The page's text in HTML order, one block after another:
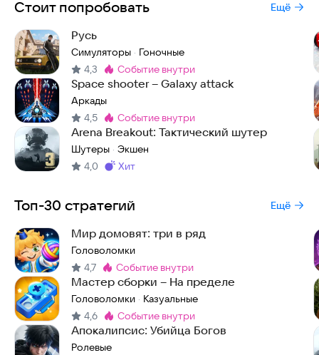
Стоит попробовать Ещё
Русь
Симуляторы · Гоночные
4,3
Метка:
событие внутри
Space shooter – Galaxy attack
Аркады
4,5 Метка:
событие внутри
Arena Breakout: Тактический шутер
Шутеры · Экшен
4,0 Метка
хит
Топ-30 стратегий Ещё
Мир домовят: три в ряд
Головоломки
4,7 Метка:
событие внутри
Мастер сборки – На пределе
Головоломки · Казуальные
4,6 Метка:
событие внутри
Апокалипсис: Убийца Богов
Ролевые